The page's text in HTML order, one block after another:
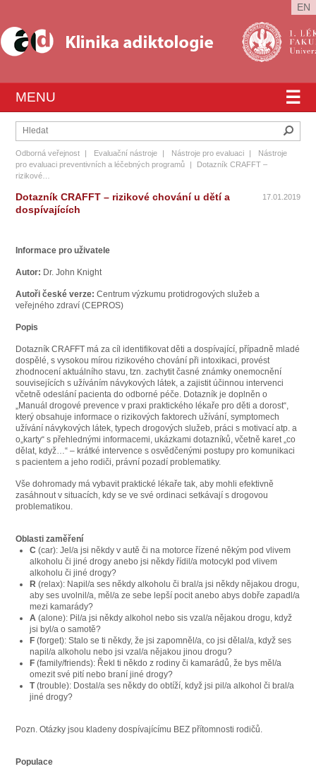
EN
☰
MENU
Odborná veřejnost | Evaluační nástroje | Nástroje pro evaluaci |
Nástroje
pro evaluaci preventivních a léčebných programů
|
Dotazník CRAFFT –
rizikové…
17.01.2019
Dotazník CRAFFT – rizikové chování u dětí a
dospívajících
Informace pro uživatele
Autor: Dr. John Knight
Autoři české verze:Centrum výzkumu protidrogových služeb a
veřejného zdraví (CEPROS)
Popis
Dotazník CRAFFT má za cíl identifikovat děti a dospívající, případně mladé
dospělé, s vysokou mírou rizikového chování při intoxikaci, provést
zhodnocení aktuálního stavu, tzn. zachytit časné známky onemocnění
souvisejících s užíváním návykových látek, a zajistit účinnou intervenci
včetně odeslání pacienta do odborné péče. Dotazník je doplněn o
„Manuál drogové prevence v praxi praktického lékaře pro děti a dorost“,
který obsahuje informace o rizikových faktorech užívání, symptomech
užívání návykových látek, typech drogových služeb, práci s motivací atp. a
o„karty“ s přehlednými informacemi, ukázkami dotazníků, včetně karet „co
dělat, když…“ – krátké intervence s osvědčenými postupy pro komunikaci
s pacientem a jeho rodiči, právní pozadí problematiky.
Vše dohromady má vybavit praktické lékaře tak, aby mohli efektivně
zasáhnout v situacích, kdy se ve své ordinaci setkávají s drogovou
problematikou.
Oblasti zaměření
C (car): Jel/a jsi někdy v autě či na motorce řízené někým pod vlivem
alkoholu či jiné drogy anebo jsi někdy řídil/a motocykl pod vlivem
alkoholu či jiné drogy?
R (relax): Napil/a ses někdy alkoholu či bral/a jsi někdy nějakou drogu,
aby ses uvolnil/a, měl/a ze sebe lepší pocit anebo abys dobře zapadl/a
mezi kamarády?
A (alone): Pil/a jsi někdy alkohol nebo sis vzal/a nějakou drogu, když
jsi byl/a o samotě?
F (forget): Stalo se ti někdy, že jsi zapomněl/a, co jsi dělal/a, když ses
napil/a alkoholu nebo jsi vzal/a nějakou jinou drogu?
F (family/friends): Řekl ti někdo z rodiny či kamarádů, že bys měl/a
omezit své pití nebo braní jiné drogy?
T(trouble): Dostal/a ses někdy do obtíží, když jsi pil/a alkohol či bral/a
jiné drogy?
Pozn. Otázky jsou kladeny dospívajícímu BEZ přítomnosti rodičů.
Populace